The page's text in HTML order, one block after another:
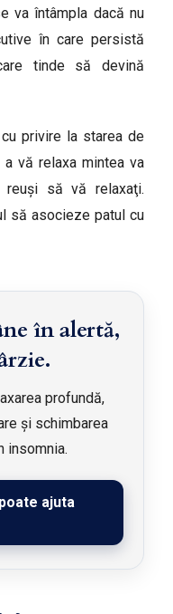
va întâmpla dacă nu
în care persistă
tinde să devină
privire la starea de
vă relaxa mintea va
să vă relaxaţi.
să asocieze patul cu
în alertă,
profundă,
și schimbarea
insomnia.
ajuta